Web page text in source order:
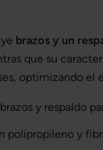
brazos y un
que su
optimizando el
y respaldo
polipropileno y